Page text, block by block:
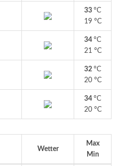
33 °C
19 °C
34 °C
21 °C
32 °C
20 °C
34 °C
20 °C
Wetter
Max
Min